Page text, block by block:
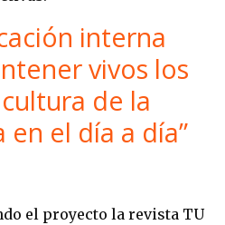
interna
vivos los
de la
el día a día”
el proyecto la revista TU